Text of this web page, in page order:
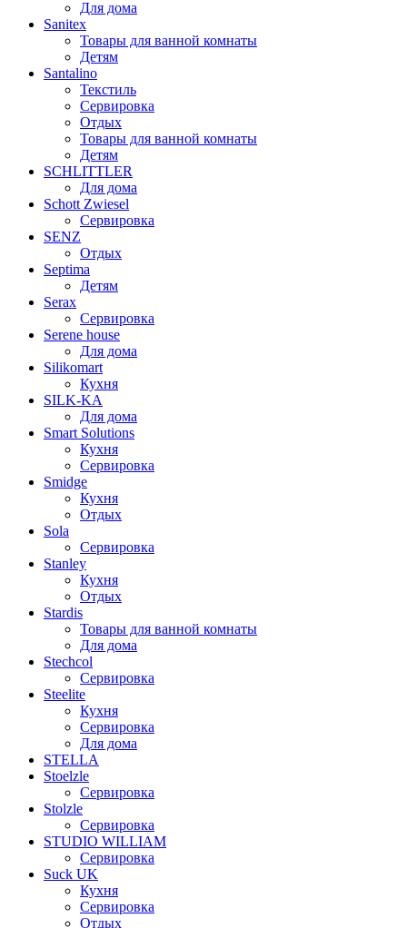
Для дома
Sanitex
Товары для ванной комнаты
Детям
Santalino
Текстиль
Сервировка
Отдых
Товары для ванной комнаты
Детям
SCHLITTLER
Для дома
Schott Zwiesel
Сервировка
SENZ
Отдых
Septima
Детям
Serax
Сервировка
Serene house
Для дома
Silikomart
Кухня
SILK-KA
Для дома
Smart Solutions
Кухня
Сервировка
Smidge
Кухня
Отдых
Sola
Сервировка
Stanley
Кухня
Отдых
Stardis
Товары для ванной комнаты
Для дома
Stechcol
Сервировка
Steelite
Кухня
Сервировка
Для дома
STELLA
Stoelzle
Сервировка
Stolzle
Сервировка
STUDIO WILLIAM
Сервировка
Suck UK
Кухня
Сервировка
Отдых